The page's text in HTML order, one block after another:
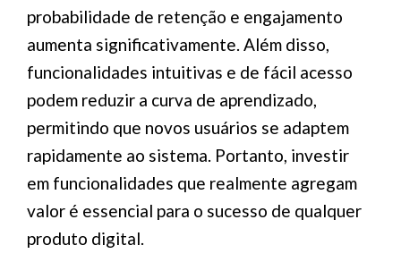
probabilidade de retenção e engajamento
aumenta significativamente. Além disso,
funcionalidades intuitivas e de fácil acesso
podem reduzir a curva de aprendizado,
permitindo que novos usuários se adaptem
rapidamente ao sistema. Portanto, investir
em funcionalidades que realmente agregam
valor é essencial para o sucesso de qualquer
produto digital.